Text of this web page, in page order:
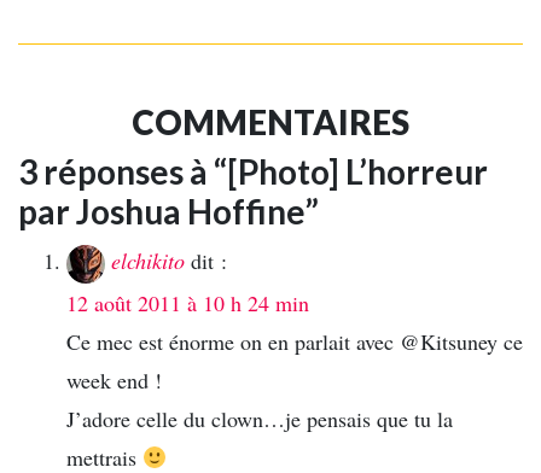
COMMENTAIRES
3 réponses à “[Photo] L’horreur
par Joshua Hoffine”
elchikito dit :
12 août 2011 à 10 h 24 min
Ce mec est énorme on en parlait avec @Kitsuney ce
week end !
J’adore celle du clown…je pensais que tu la
mettrais